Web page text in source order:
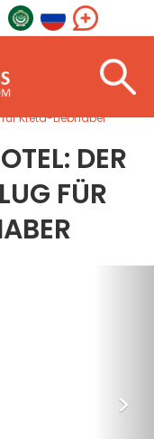
Kreta-Liebhaber
DER
FÜR
>